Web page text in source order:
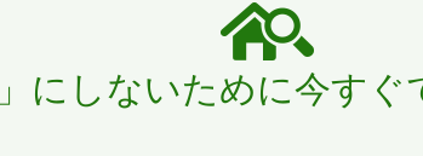
にしないために今すぐ